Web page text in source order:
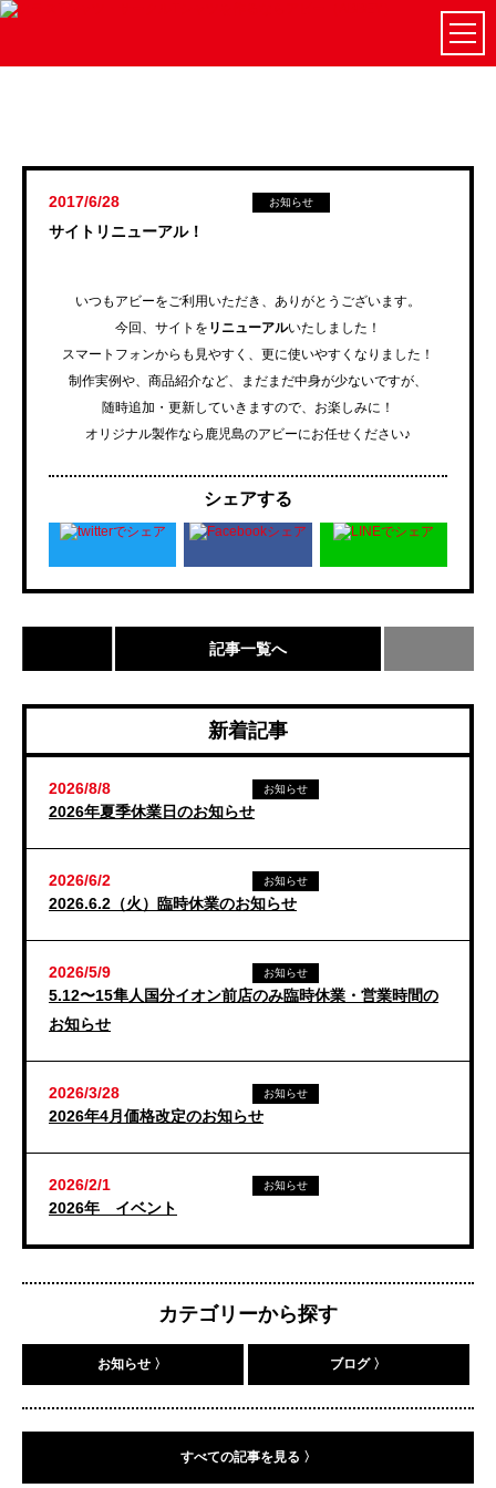
2017/6/28 お知らせ
サイトリニューアル！
いつもアビーをご利用いただき、ありがとうございます。
今回、サイトを リニューアルいたしました！
スマートフォンからも見やすく、更に使いやすくなりました！
制作実例や、商品紹介など、まだまだ中身が少ないですが、
随時追加・更新していきますので、お楽しみに！
オリジナル製作なら鹿児島のアビーにお任せください♪
シェアする
記事一覧へ
新着記事
2026/8/8 お知らせ
2026年夏季休業日のお知らせ
2026/6/2 お知らせ
2026.6.2（火）臨時休業のお知らせ
2026/5/9 お知らせ
5.12〜15隼人国分イオン前店のみ臨時休業・営業時間の
お知らせ
2026/3/28 お知らせ
2026年4月価格改定のお知らせ
2026/2/1 お知らせ
2026年 イベント
カテゴリーから探す
お知らせ 〉 ブログ 〉
すべての記事を見る 〉